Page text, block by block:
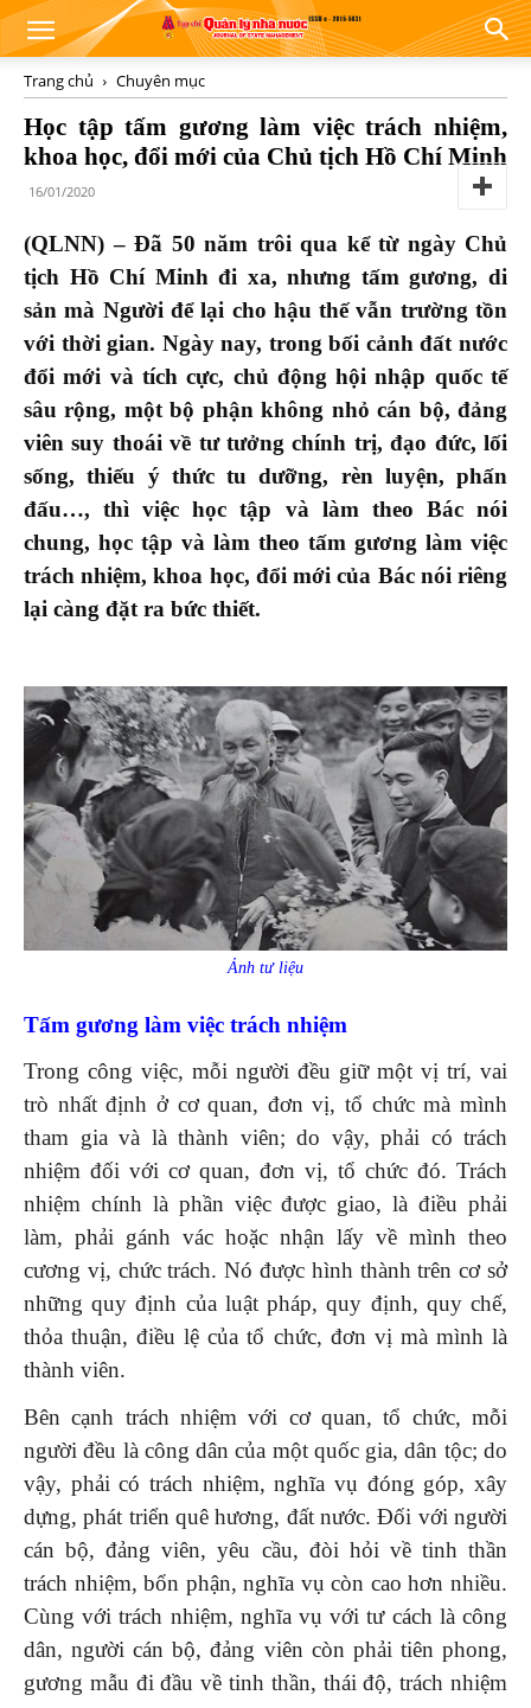
Trang chủ Chuyên mục
Học tập tấm gương làm việc trách nhiệm,
khoa học, đổi mới của Chủ tịch Hồ Chí Minh
16/01/2020
(QLNN) – Đã 50 năm trôi qua kể từ ngày Chủ
tịch Hồ Chí Minh đi xa, nhưng tấm gương, di
sản mà Người để lại cho hậu thế vẫn trường tồn
với thời gian. Ngày nay, trong bối cảnh đất nước
đổi mới và tích cực, chủ động hội nhập quốc tế
sâu rộng, một bộ phận không nhỏ cán bộ, đảng
viên suy thoái về tư tưởng chính trị, đạo đức, lối
sống, thiếu ý thức tu dưỡng, rèn luyện, phấn
đấu…, thì việc học tập và làm theo Bác nói
chung, học tập và làm theo tấm gương làm việc
trách nhiệm, khoa học, đổi mới của Bác nói riêng
lại càng đặt ra bức thiết.
Ảnh tư liệu
Tấm gương làm việc trách nhiệm
Trong công việc, mỗi người đều giữ một vị trí, vai
trò nhất định ở cơ quan, đơn vị, tổ chức mà mình
tham gia và là thành viên; do vậy, phải có trách
nhiệm đối với cơ quan, đơn vị, tổ chức đó. Trách
nhiệm chính là phần việc được giao, là điều phải
làm, phải gánh vác hoặc nhận lấy về mình theo
cương vị, chức trách. Nó được hình thành trên cơ sở
những quy định của luật pháp, quy định, quy chế,
thỏa thuận, điều lệ của tổ chức, đơn vị mà mình là
thành viên.
Bên cạnh trách nhiệm với cơ quan, tổ chức, mỗi
người đều là công dân của một quốc gia, dân tộc; do
vậy, phải có trách nhiệm, nghĩa vụ đóng góp, xây
dựng, phát triển quê hương, đất nước. Đối với người
cán bộ, đảng viên, yêu cầu, đòi hỏi về tinh thần
trách nhiệm, bổn phận, nghĩa vụ còn cao hơn nhiều.
Cùng với trách nhiệm, nghĩa vụ với tư cách là công
dân, người cán bộ, đảng viên còn phải tiên phong,
gương mẫu đi đầu về tinh thần, thái độ, trách nhiệm